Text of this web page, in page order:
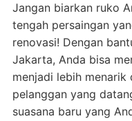
Jangan biarkan ruko
tengah persaingan
renovasi! Dengan
Jakarta, Anda bisa
menjadi lebih menarik
pelanggan yang
suasana baru yang